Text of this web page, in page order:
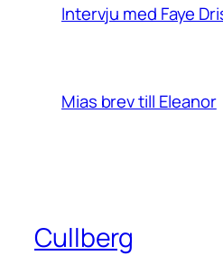
Intervju med Faye
Mias brev till Eleanor
Cullberg